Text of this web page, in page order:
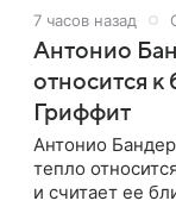
7 часов назад
Антонио
относится
Гриффит
Антонио
тепло
и считает ее